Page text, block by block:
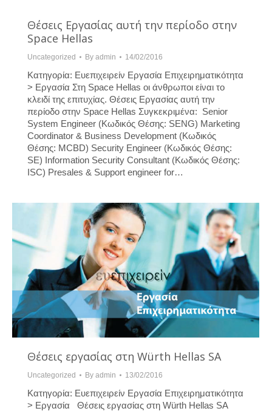
Θέσεις Εργασίας αυτή την περίοδο στην
Space Hellas
Uncategorized By admin 14/02/2016
Κατηγορία: Ευεπιχειρείν Εργασία Επιχειρηματικότητα
> Εργασία Στη Space Hellas οι άνθρωποι είναι το
κλειδί της επιτυχίας. Θέσεις Εργασίας αυτή την
περίοδο στην Space Hellas Συγκεκριμένα: Senior
System Engineer (Κωδικός Θέσης: SENG) Marketing
Coordinator & Business Development (Κωδικός
Θέσης: MCBD) Security Engineer (Κωδικός Θέσης:
SE) Information Security Consultant (Κωδικός Θέσης:
ISC) Presales & Support engineer for…
Θέσεις εργασίας στη Würth Hellas SA
Uncategorized By admin 13/02/2016
Κατηγορία: Ευεπιχειρείν Εργασία Επιχειρηματικότητα
> Εργασία Θέσεις εργασίας στη Würth Hellas SA